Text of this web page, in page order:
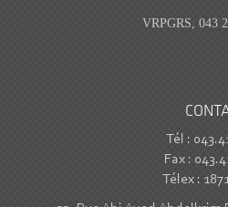
VRPGRS, 043
Tél :
Fax :
Télex :